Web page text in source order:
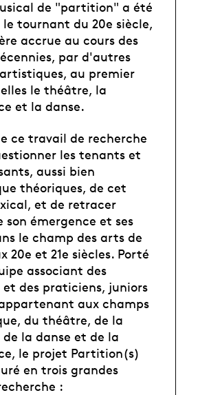
de "partition" a été
le tournant du 20e siècle,
accrue au cours des
par d'autres
au premier
le théâtre, la
et la danse.
ce travail de recherche
les tenants et
aussi bien
théoriques, de cet
et de retracer
son émergence et ses
le champ des arts de
20e et 21e siècles. Porté
associant des
des praticiens, juniors
aux champs
du théâtre, de la
la danse et de la
le projet Partition(s)
en trois grandes
: